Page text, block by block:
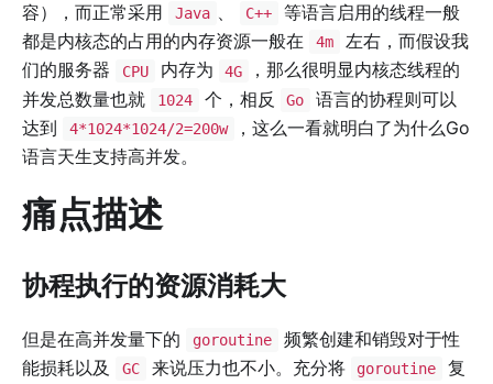
容），而正常采用
Java 、 C++
等语言启用的线程一般
都是内核态的占用的内存资源一般在
4m
左右，而假设我
们的服务器
CPU 内存为 4G
，那么很明显内核态线程的
并发总数量也就
1024 个，相反 Go
语言的协程则可以
达到
4*1024*1024/2=200w
，这么一看就明白了为什么Go
语言天生支持高并发。
痛点描述
协程执行的资源消耗大
但是在高并发量下的 goroutine
频繁创建和销毁对于性
能损耗以及
GC 来说压力也不小。充分将 goroutine
复